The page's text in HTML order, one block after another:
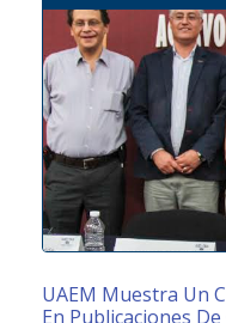
UAEM Muestra Un
En Publicaciones De